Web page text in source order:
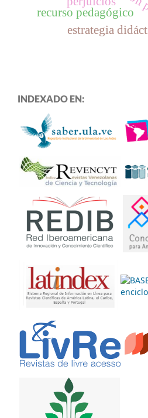
recurso pedagógico
estrategia
INDEXADO EN: